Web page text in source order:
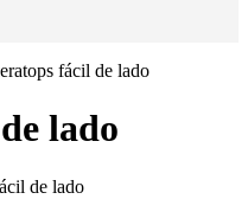
fácil de lado
lado
de lado